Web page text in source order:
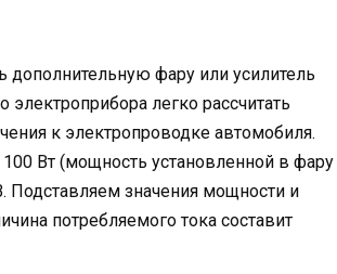
фару или усилитель
легко рассчитать
к электропроводке автомобиля.
Вт (мощность установленной в фару
Подставляем значения мощности и
потребляемого тока составит